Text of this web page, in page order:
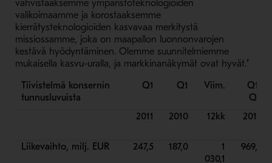
vahvistaaksemme ympäristöteknologioiden
valikoimaamme ja korostaaksemme
kierrätysteknologioiden kasvavaa merkitystä
missiossamme, joka on maapallon luonnonvarojen
kestävä hyödyntäminen. Olemme suunnitelmiemme
mukaisella kasvu-uralla, ja markkinanäkymät ovat hyvät."
Tiivistelmä konsernin
tunnusluvuista
Q1 Q1 Viim.
Q1-
Q4
2011
2010 12kk 2010
Liikevaihto, milj. EUR 247,5 187,0
1
030,1
969,6